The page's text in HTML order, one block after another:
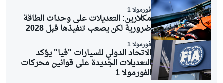
فورمولا 1
مكلارين: التعديلات على وحدات الطاقة
ضرورية لكن يصعب تنفيذها قبل 2028
فورمولا 1
الاتحاد الدولي للسيارات "فيا" يؤكد
التعديلات الجديدة على قوانين محركات
الفورمولا 1